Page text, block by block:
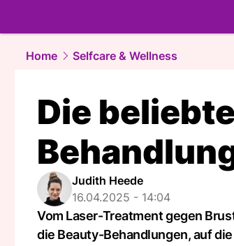
Home
Selfcare & Wellness
Die
Judith Heede
16.04.2025 - 14:04
Vom Laser-Treatment gegen
die Beauty-Behandlungen, auf